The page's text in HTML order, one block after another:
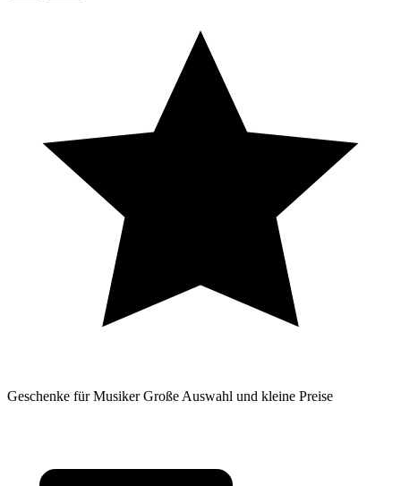
Geschenke für Musiker Große Auswahl und kleine Preise